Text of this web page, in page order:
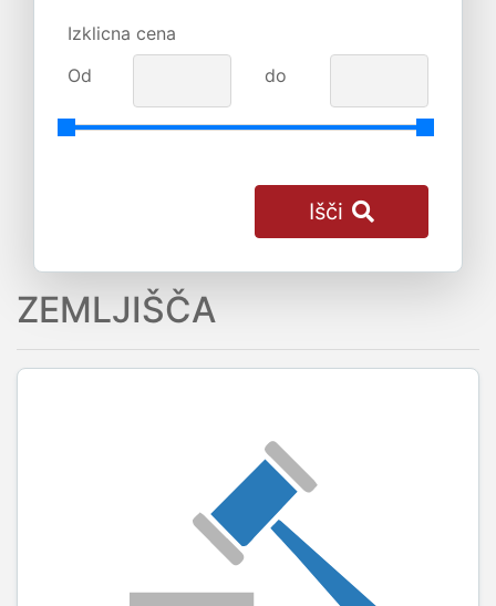
Izklicna cena
Od
do
Išči
ZEMLJIŠČA